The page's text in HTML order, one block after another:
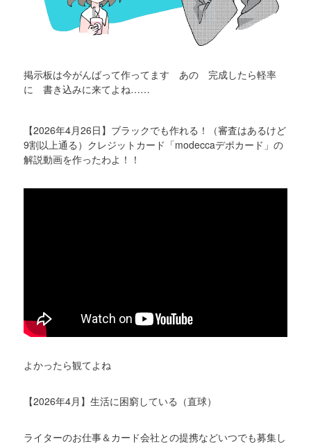
掲示板は今がんばって作ってます あの 完成したら軽率
に 書き込みに来てよね……
【2026年4月26日】ブラックでも作れる！（審査はあるけど
9割以上通る）クレジットカード「modeccaデポカード」の
解説動画を作ったわよ！！
よかったら観てよね
【2026年4月】生活に困窮している（直球）
ライターのお仕事＆カード会社との提携などいつでも募集し